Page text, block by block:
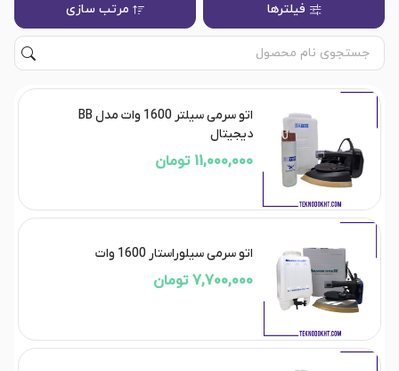
فیلترها مرتب سازی
اتو سرمی سیلتر 1600 وات مدل BB
دیجیتال
11,000,000 تومان
اتو سرمی سیلوراستار 1600 وات
7,700,000 تومان